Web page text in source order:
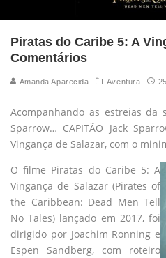
Piratas do Caribe 5: A
Comentários
Amanda Aparecida Aventura
Acompanhando as estreias da
Sparrow… CAPITÃO Jack
Vingança de Salazar, com o
O filme Piratas do Caribe 5: A
Vingança de Salazar (Pirates of
the Caribbean: Dead Men Tell
No Tales) lançado em 2017, foi
dirigido por Joachim Ronning e
Espen Sandberg, com roteiro